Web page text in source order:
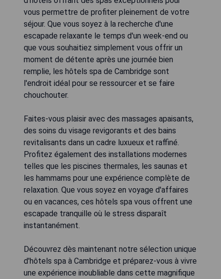
vous permettre de profiter pleinement de votre
séjour. Que vous soyez à la recherche d'une
escapade relaxante le temps d'un week-end ou
que vous souhaitiez simplement vous offrir un
moment de détente après une journée bien
remplie, les hôtels spa de Cambridge sont
l'endroit idéal pour se ressourcer et se faire
chouchouter.
Faites-vous plaisir avec des massages apaisants,
des soins du visage revigorants et des bains
revitalisants dans un cadre luxueux et raffiné.
Profitez également des installations modernes
telles que les piscines thermales, les saunas et
les hammams pour une expérience complète de
relaxation. Que vous soyez en voyage d'affaires
ou en vacances, ces hôtels spa vous offrent une
escapade tranquille où le stress disparaît
instantanément.
Découvrez dès maintenant notre sélection unique
d'hôtels spa à Cambridge et préparez-vous à vivre
une expérience inoubliable dans cette magnifique